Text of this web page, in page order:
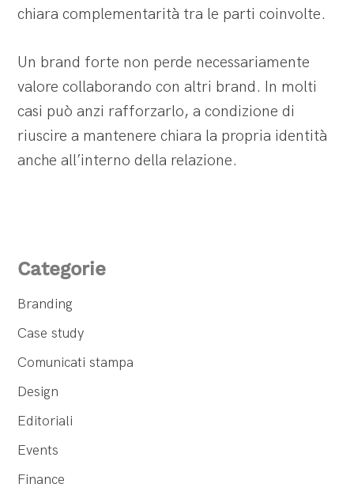
chiara complementarità tra le parti coinvolte.
Un brand forte non perde necessariamente
valore collaborando con altri brand. In molti
casi può anzi rafforzarlo, a condizione di
riuscire a mantenere chiara la propria identità
anche all’interno della relazione.
Categorie
Branding
Case study
Comunicati stampa
Design
Editoriali
Events
Finance